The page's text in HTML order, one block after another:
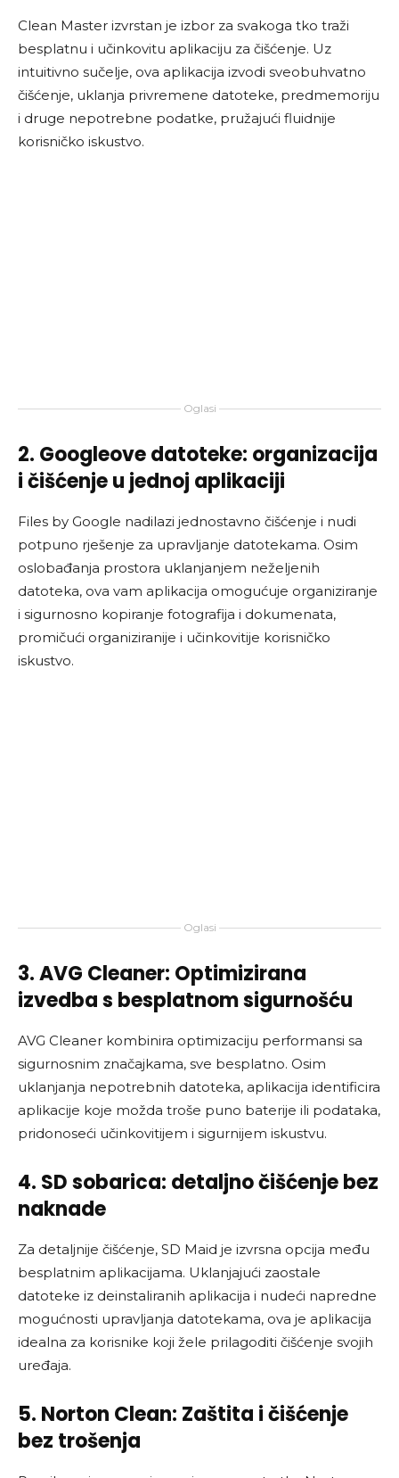
Clean Master izvrstan je izbor za svakoga tko traži
besplatnu i učinkovitu aplikaciju za čišćenje. Uz
intuitivno sučelje, ova aplikacija izvodi sveobuhvatno
čišćenje, uklanja privremene datoteke, predmemoriju
i druge nepotrebne podatke, pružajući fluidnije
korisničko iskustvo.
Oglasi
2. Googleove datoteke: organizacija
i čišćenje u jednoj aplikaciji
Files by Google nadilazi jednostavno čišćenje i nudi
potpuno rješenje za upravljanje datotekama. Osim
oslobađanja prostora uklanjanjem neželjenih
datoteka, ova vam aplikacija omogućuje organiziranje
i sigurnosno kopiranje fotografija i dokumenata,
promičući organiziranije i učinkovitije korisničko
iskustvo.
Oglasi
3. AVG Cleaner: Optimizirana
izvedba s besplatnom sigurnošću
AVG Cleaner kombinira optimizaciju performansi sa
sigurnosnim značajkama, sve besplatno. Osim
uklanjanja nepotrebnih datoteka, aplikacija identificira
aplikacije koje možda troše puno baterije ili podataka,
pridonoseći učinkovitijem i sigurnijem iskustvu.
4. SD sobarica: detaljno čišćenje bez
naknade
Za detaljnije čišćenje, SD Maid je izvrsna opcija među
besplatnim aplikacijama. Uklanjajući zaostale
datoteke iz deinstaliranih aplikacija i nudeći napredne
mogućnosti upravljanja datotekama, ova je aplikacija
idealna za korisnike koji žele prilagoditi čišćenje svojih
uređaja.
5. Norton Clean: Zaštita i čišćenje
bez trošenja